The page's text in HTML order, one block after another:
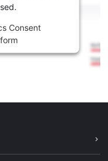
Consent